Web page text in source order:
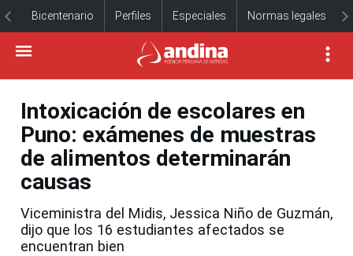
Bicentenario Perfiles Especiales Normas legales
Intoxicación de escolares en
Puno: exámenes de muestras
de alimentos determinarán
causas
Viceministra del Midis, Jessica Niño de Guzmán,
dijo que los 16 estudiantes afectados se
encuentran bien